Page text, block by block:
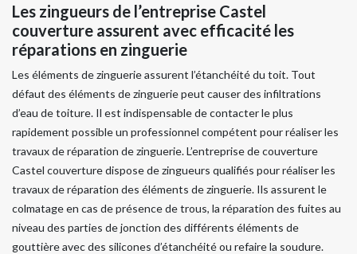
Les zingueurs de l’entreprise Castel
couverture assurent avec efficacité les
réparations en zinguerie
Les éléments de zinguerie assurent l’étanchéité du toit. Tout
défaut des éléments de zinguerie peut causer des infiltrations
d’eau de toiture. Il est indispensable de contacter le plus
rapidement possible un professionnel compétent pour réaliser les
travaux de réparation de zinguerie. L’entreprise de couverture
Castel couverture dispose de zingueurs qualifiés pour réaliser les
travaux de réparation des éléments de zinguerie. Ils assurent le
colmatage en cas de présence de trous, la réparation des fuites au
niveau des parties de jonction des différents éléments de
gouttière avec des silicones d’étanchéité ou refaire la soudure.